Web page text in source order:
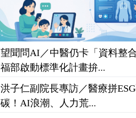
望聞問AI／中醫仍卡「資料整
福部啟動標準化計畫拚...
洪子仁副院長專訪／醫療拼
碳！AI浪潮、人力荒...